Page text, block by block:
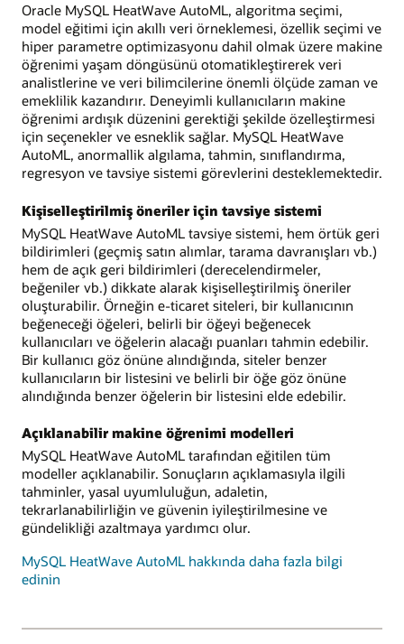
Oracle MySQL HeatWave AutoML, algoritma seçimi,
model eğitimi için akıllı veri örneklemesi, özellik seçimi ve
hiper parametre optimizasyonu dahil olmak üzere makine
öğrenimi yaşam döngüsünü otomatikleştirerek veri
analistlerine ve veri bilimcilerine önemli ölçüde zaman ve
emeklilik kazandırır. Deneyimli kullanıcıların makine
öğrenimi ardışık düzenini gerektiği şekilde özelleştirmesi
için seçenekler ve esneklik sağlar. MySQL HeatWave
AutoML, anormallik algılama, tahmin, sınıflandırma,
regresyon ve tavsiye sistemi görevlerini desteklemektedir.
Kişiselleştirilmiş öneriler için tavsiye sistemi
MySQL HeatWave AutoML tavsiye sistemi, hem örtük geri
bildirimleri (geçmiş satın alımlar, tarama davranışları vb.)
hem de açık geri bildirimleri (derecelendirmeler,
beğeniler vb.) dikkate alarak kişiselleştirilmiş öneriler
oluşturabilir. Örneğin e-ticaret siteleri, bir kullanıcının
beğeneceği öğeleri, belirli bir öğeyi beğenecek
kullanıcıları ve öğelerin alacağı puanları tahmin edebilir.
Bir kullanıcı göz önüne alındığında, siteler benzer
kullanıcıların bir listesini ve belirli bir öğe göz önüne
alındığında benzer öğelerin bir listesini elde edebilir.
Açıklanabilir makine öğrenimi modelleri
MySQL HeatWave AutoML tarafından eğitilen tüm
modeller açıklanabilir. Sonuçların açıklamasıyla ilgili
tahminler, yasal uyumluluğun, adaletin,
tekrarlanabilirliğin ve güvenin iyileştirilmesine ve
gündelikliği azaltmaya yardımcı olur.
MySQL HeatWave AutoML hakkında daha fazla bilgi
edinin